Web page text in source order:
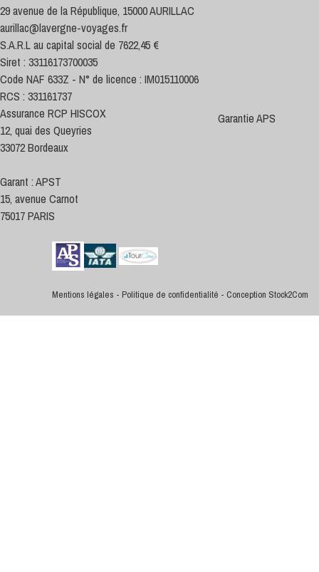
29 avenue de la République, 15000 AURILLAC
aurillac@lavergne-voyages.fr
S.A.R.L au capital social de 7622,45 €
Siret : 33116173700035
Code NAF 633Z - N° de licence : IM015110006
RCS : 331161737
Assurance RCP HISCOX
12, quai des Queyries
33072 Bordeaux
Garant : APST
15, avenue Carnot
75017 PARIS
Garantie APS
Mentions légales - Politique de confidentialité - Conception Stock2Com